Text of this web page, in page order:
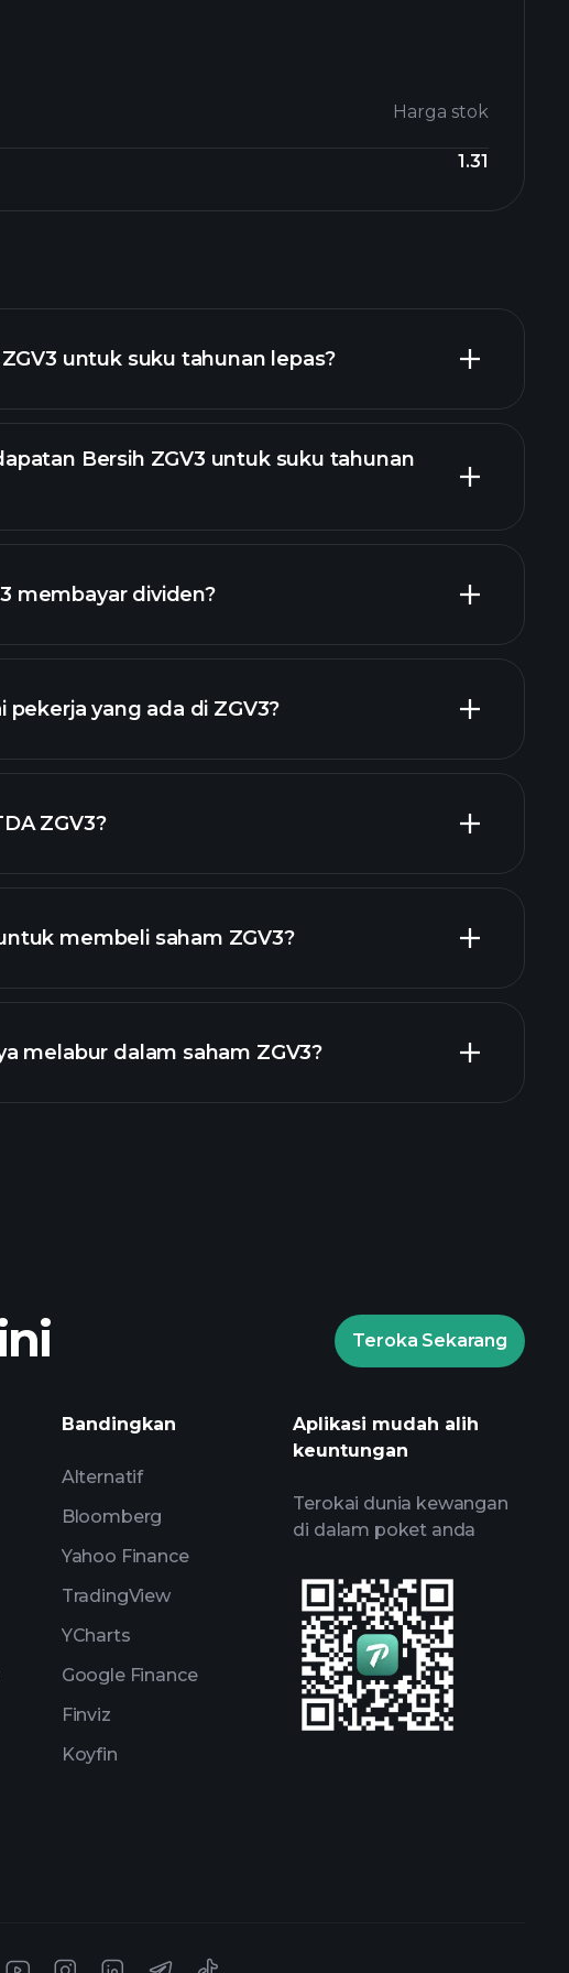
Harga stok
1.31
untuk suku tahunan lepas?
laporan kewangan ZGV3
Bersih ZGV3 untuk suku tahunan
membayar dividen?
pekerja yang ada di ZGV3?
ZGV3?
laporan kewangan
membeli saham ZGV3?
melabur dalam saham ZGV3?
Portfolia Bilionaire
Teroka Sekarang
Bandingkan
Alternatif
Bloomberg
Yahoo Finance
TradingView
YCharts
Google Finance
Finviz
Koyfin
Aplikasi mudah alih
keuntungan
Terokai dunia kewangan
di dalam poket anda